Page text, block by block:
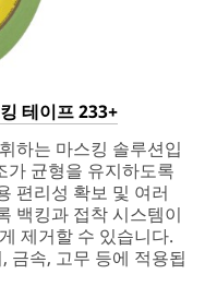
테이프 233+
하는 마스킹 솔루션입
가 균형을 유지하도록
편리성 확보 및 여러
백킹과 접착 시스템이
제거할 수 있습니다.
금속, 고무 등에 적용됩